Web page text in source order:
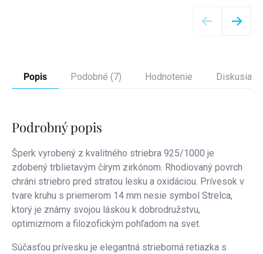
Popis Podobné (7) Hodnotenie Diskusia
Podrobný popis
Šperk vyrobený z kvalitného striebra 925/1000 je
zdobený trblietavým čírym zirkónom. Rhodiovaný povrch
chráni striebro pred stratou lesku a oxidáciou. Prívesok v
tvare kruhu s priemerom 14 mm nesie symbol Strelca,
ktorý je známy svojou láskou k dobrodružstvu,
optimizmom a filozofickým pohľadom na svet.
Súčasťou prívesku je elegantná strieborná retiazka s